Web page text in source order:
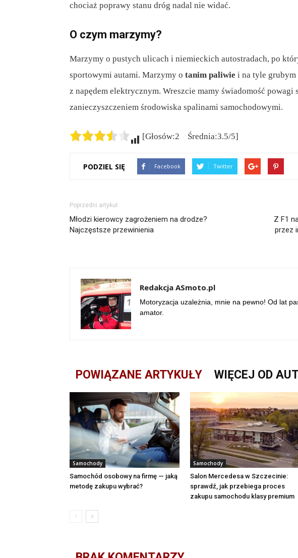
chociaż poprawy stanu dróg nadal nie widać.
O czym marzymy?
Marzymy o pustych ulicach i niemieckich autostradach, po
sportowymi autami. Marzymy o tanim paliwie i na tyle grubym
z napędem elektrycznym. Wreszcie mamy świadomość powagi
zanieczyszczeniem środowiska spalinami samochodowymi.
[Głosów:2 Średnia:3.5/5]
PODZIEL SIĘ Facebook Twitter
Poprzedni artykuł
Młodzi kierowcy zagrożeniem na drodze?
Najczęstsze przewinienia
Z F1
przez
Redakcja ASmoto.pl
Motoryzacja uzależnia, mnie na pewno! Od lat
amator.
POWIĄZANE ARTYKUŁY WIĘCEJ OD
Samochody
Samochód osobowy na firmę — jaką
metodę zakupu wybrać?
Samochody
Salon Mercedesa w Szczecinie:
sprawdź, jak przebiega proces
zakupu samochodu klasy premium